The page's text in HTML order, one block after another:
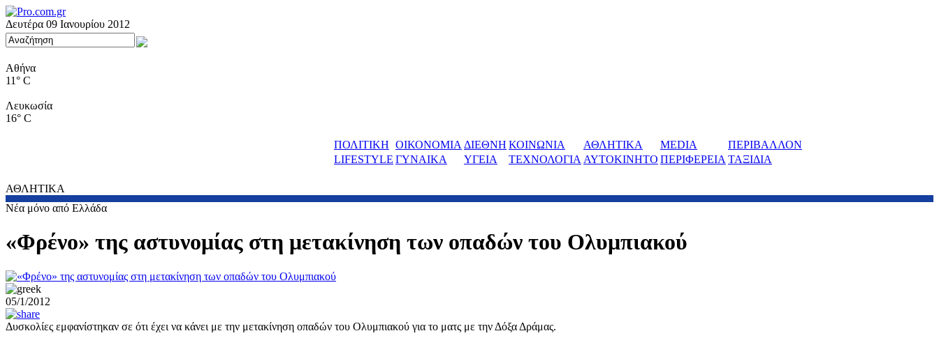
Δευτέρα 09 Ιανουρίου 2012
Αθήνα
11° C
Λευκωσία
16° C
ΠΟΛΙΤΙΚΗ ΟΙΚΟΝΟΜΙΑ ΔΙΕΘΝΗ ΚΟΙΝΩΝΙΑ ΑΘΛΗΤΙΚΑ MEDIA
ΠΕΡΙΒΑΛΛΟΝ
LIFESTYLE ΓΥΝΑΙΚΑ ΥΓΕΙΑ ΤΕΧΝΟΛΟΓΙΑ ΑΥΤΟΚΙΝΗΤΟ ΠΕΡΙΦΕΡΕΙΑ ΤΑΞΙΔΙΑ
ΑΘΛΗΤΙΚΑ
Νέα μόνο από Ελλάδα
«Φρένο» της αστυνομίας στη μετακίνηση των οπαδών του Ολυμπιακού
05/1/2012
Δυσκολίες εμφανίστηκαν σε ότι έχει να κάνει με την μετακίνηση οπαδών του Ολυμπιακού για το ματς με την Δόξα Δράμας.